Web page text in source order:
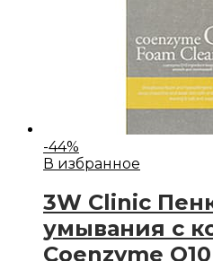
-44%
В избранное
3W Clinic
умывания с
Coenzyme